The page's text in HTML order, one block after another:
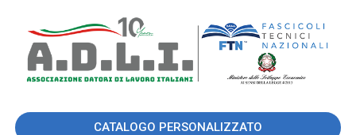
CATALOGO PERSONALIZZATO